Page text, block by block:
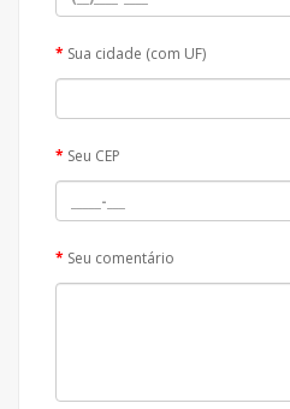
Sua cidade (com UF)
Seu CEP
Seu comentário